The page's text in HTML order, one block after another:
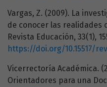
Vargas, Z. (2009). La
de conocer las realidades
Revista Educación, 33(1),
https://doi.org/10.15517/
Vicerrectoría Académica.
Orientadores para una